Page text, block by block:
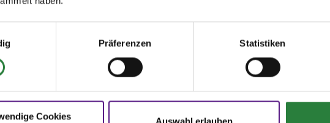
Präferenzen Statistiken
Cookies
Meldeschluß für alle anderen Prüfungen am Vortag bis 17 Uhr.